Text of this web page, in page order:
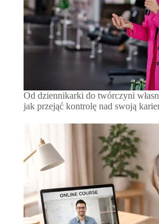
Od dziennikarki do twórczyni
jak przejąć kontrolę nad swoją